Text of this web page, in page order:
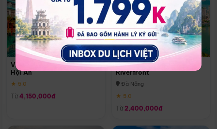
Vinpearl Resort & Golf Nam
Hội An
★ 5.0
Từ 4,150,000đ
Melia Vinpearl Danang
Riverfront
Đà Nẵng
★ 5.0
Từ 2,400,000đ